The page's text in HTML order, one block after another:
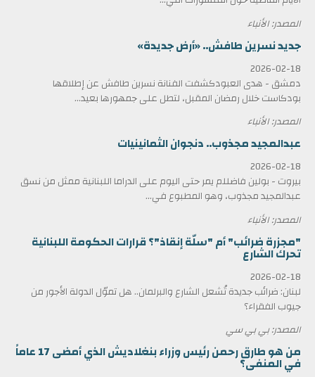
المصدر: الأنباء
جديد نسرين طافش.. «أرض جديدة»
2026-02-18
دمشق - هدى العبودكشفت الفنانة نسرين طافش عن إطلاقها
بودكاست خلال رمضان المقبل، لتطل على جمهورها بعيد...
المصدر: الأنباء
عبدالمجيد مجذوب.. دنجوان الثمانينيات
2026-02-18
بيروت - بولين فاضللم يمر حتى اليوم على الدراما اللبنانية ممثل من نسق
عبدالمجيد مجذوب، وهو المطبوع في...
المصدر: الأنباء
"مجزرة ضرائب" أم "سلّة إنقاذ"؟ قرارات الحكومة اللبنانية
تحرك الشارع
2026-02-18
لبنان: ضرائب جديدة تُشعل الشارع والبرلمان.. هل تموّل الدولة الأجور من
جيوب الفقراء؟
المصدر: بي بي سي
من هو طارق رحمن رئيس وزراء بنغلاديش الذي أمضى 17 عاماً
في المنفى؟